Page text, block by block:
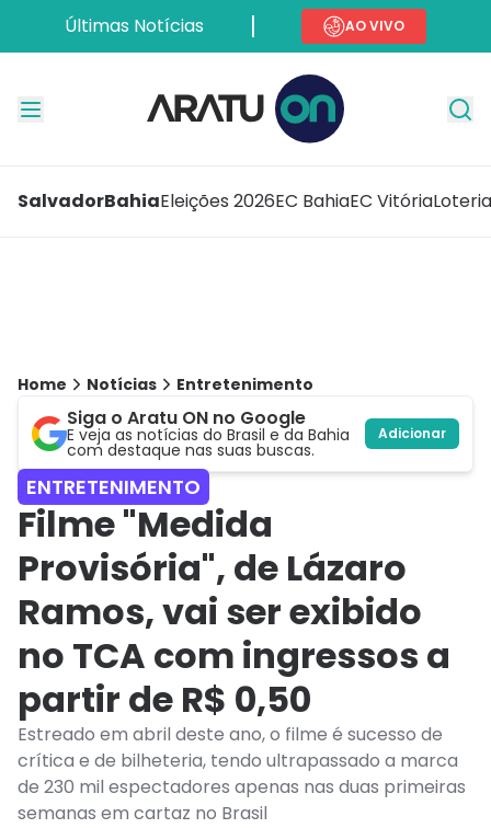
Últimas Notícias AO VIVO
SalvadorBahiaEleições 2026EC BahiaEC Vitória
Home Notícias Entretenimento
Siga o Aratu ON no Google
E veja as notícias do Brasil e da Bahia
com destaque nas suas buscas.
Adicionar
ENTRETENIMENTO
Filme "Medida
Provisória", de Lázaro
Ramos, vai ser exibido
no TCA com ingressos a
partir de R$ 0,50
Estreado em abril deste ano, o filme é sucesso de
crítica e de bilheteria, tendo ultrapassado a marca
de 230 mil espectadores apenas nas duas primeiras
semanas em cartaz no Brasil